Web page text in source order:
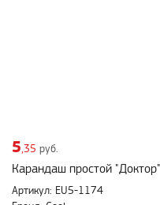
5 ,35 руб.
Карандаш простой "Доктор"
Артикул: EU5-1174